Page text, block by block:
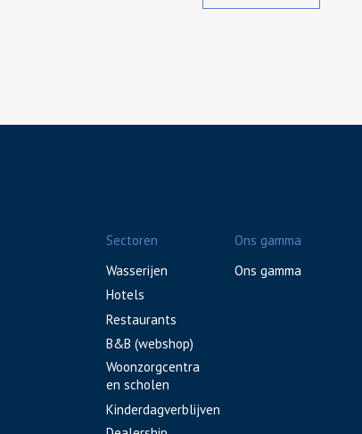
Sectoren
Wasserijen
Hotels
Restaurants
B&B (webshop)
Woonzorgcentra
en scholen
Kinderdagverblijven
Ons gamma
Ons gamma